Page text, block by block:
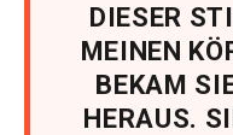
DIESER
MEINEN
BEKAM
HERAUS.